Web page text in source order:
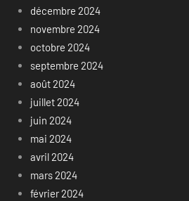
décembre 2024
novembre 2024
octobre 2024
septembre 2024
août 2024
juillet 2024
juin 2024
mai 2024
avril 2024
mars 2024
février 2024